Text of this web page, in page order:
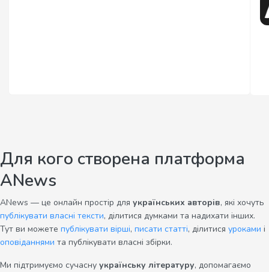
Для кого створена платформа
ANews
ANews — це онлайн простір для українських авторів, які хочуть
публікувати власні тексти, ділитися думками та надихати інших.
Тут ви можете публікувати вірші, писати статті, ділитися уроками і
оповіданнями та публікувати власні збірки.
Ми підтримуємо сучасну українську літературу, допомагаємо